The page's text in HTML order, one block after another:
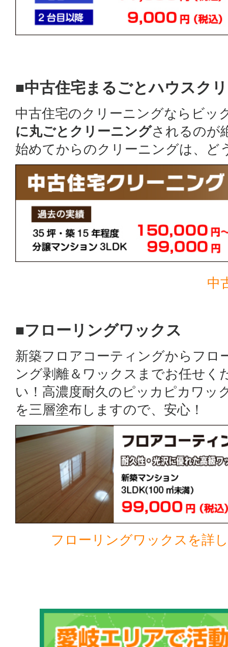
■中古住宅まるごとハウスク
中古住宅のクリーニングならビッ
に丸ごとクリーニングされるのが
始めてからのクリーニングは、ど
中
■フローリングワックス
新築フロアコーティングからフロ
ング剥離＆ワックスまでお任せく
い！高濃度耐久のピッカピカワッ
を三層塗布しますので、安心！
フローリングワックスを詳